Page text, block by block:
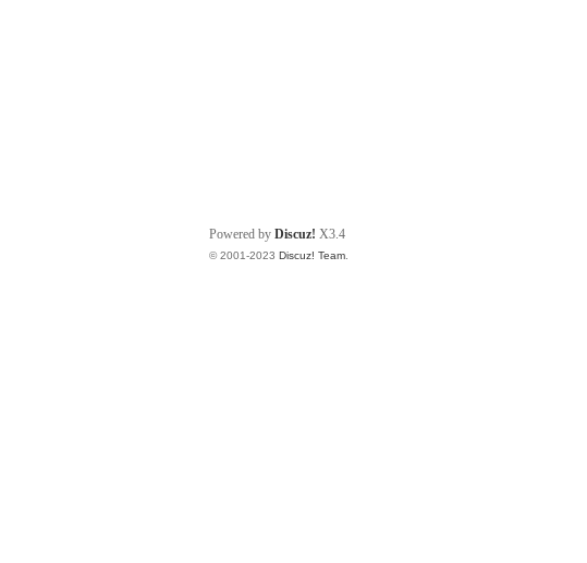
Powered by Discuz! X3.4
© 2001-2023 Discuz! Team